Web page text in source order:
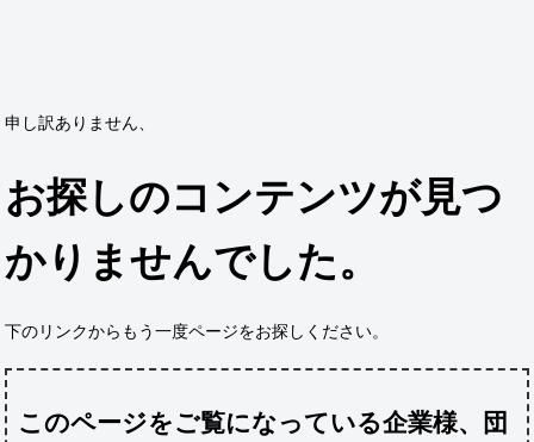
申し訳ありません、
お探しのコンテンツが見つ
かりませんでした。
下のリンクからもう一度ページをお探しください。
このページをご覧になっている企業様、団